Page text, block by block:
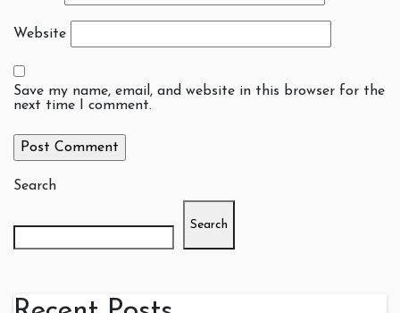
Website
Save my name, email, and website in this browser for the
next time I comment.
Search
Search